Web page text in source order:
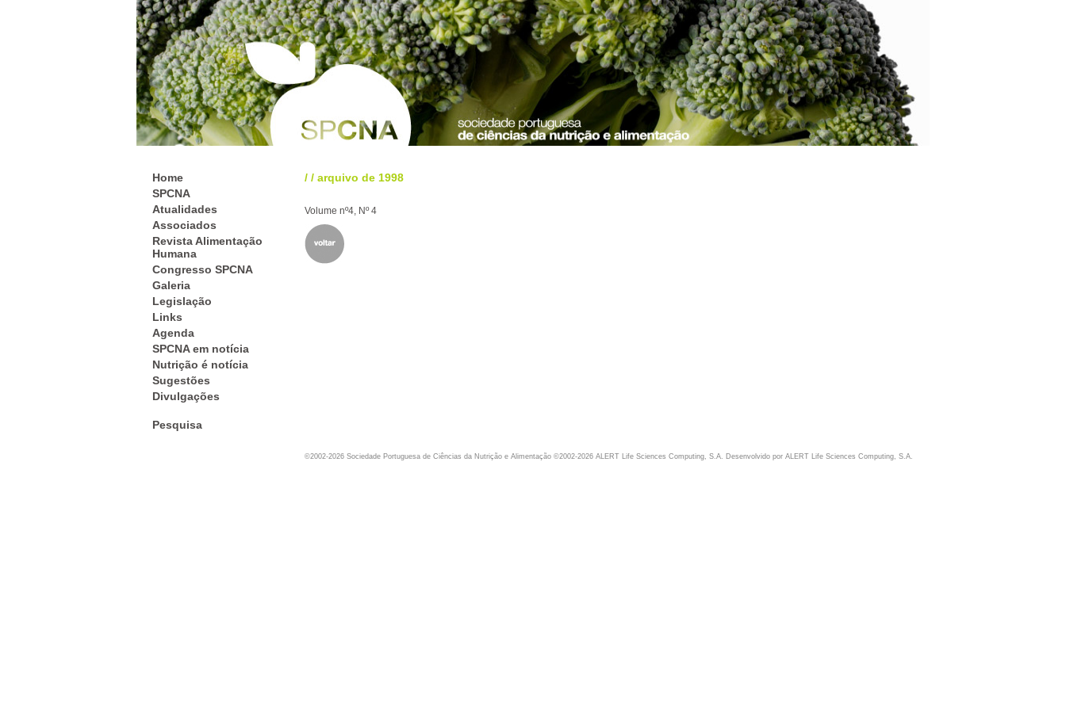
Home
SPCNA
Atualidades
Associados
Revista Alimentação
Humana
Congresso SPCNA
Galeria
Legislação
Links
Agenda
SPCNA em notícia
Nutrição é notícia
Sugestões
Divulgações
Pesquisa
/ / arquivo de 1998
Volume nº4, Nº 4
©2002-2026 Sociedade Portuguesa de Ciências da Nutrição e Alimentação ©2002-2026 ALERT Life Sciences Computing, S.A. Desenvolvido por ALERT Life Sciences Computing, S.A.